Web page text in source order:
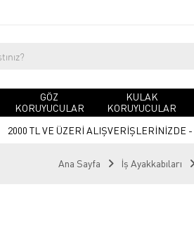
GÖZ
KORUYUCULAR
KULAK
KORUYUCULAR
2000 TL VE ÜZERİ ALIŞVERİŞLERİNİZDE -
Ana Sayfa İş Ayakkabıları